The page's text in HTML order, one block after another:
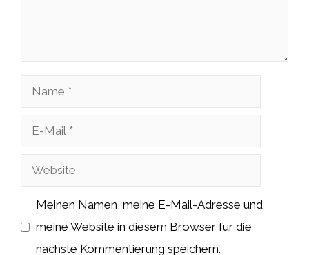
Name
Website
Meinen Namen, meine E-Mail-Adresse und
meine Website in diesem Browser für die
nächste Kommentierung speichern.